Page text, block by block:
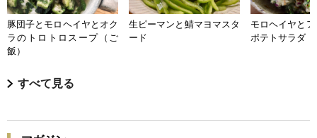
豚団子とモロヘイヤとオク
ラのトロトロスープ（ご
飯）
生ピーマンと鯖マヨマスタ
ード
モロヘイヤと
ポテトサラダ
すべて見る